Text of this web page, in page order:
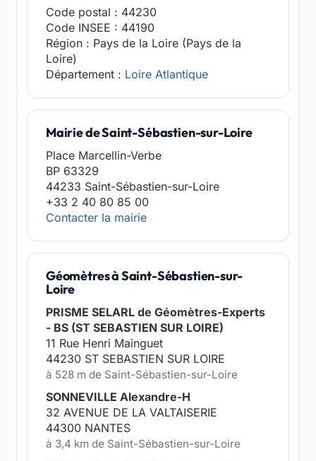
Code postal : 44230
Code INSEE : 44190
Région : Pays de la Loire (Pays de la
Loire)
Département : Loire Atlantique
Mairie de Saint-Sébastien-sur-Loire
Place Marcellin-Verbe
BP 63329
44233 Saint-Sébastien-sur-Loire
+33 2 40 80 85 00
Contacter la mairie
Géomètres à Saint-Sébastien-sur-
Loire
PRISME SELARL de Géomètres-Experts
- BS (ST SEBASTIEN SUR LOIRE)
11 Rue Henri Mainguet
44230 ST SEBASTIEN SUR LOIRE
à 528 m de Saint-Sébastien-sur-Loire
SONNEVILLE Alexandre-H
32 AVENUE DE LA VALTAISERIE
44300 NANTES
à 3,4 km de Saint-Sébastien-sur-Loire